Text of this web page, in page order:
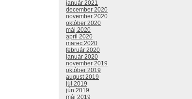
január 2021
december 2020
november 2020
október 2020
máj 2020
apríl 2020
marec 2020
február 2020
január 2020
november 2019
október 2019
august 2019
júl 2019
jún 2019
máj 2019